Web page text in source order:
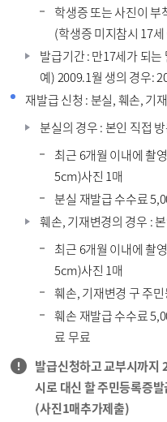
학생증 또는 사진이 부
(학생증 미지참시 17
발급기간 : 만17세가 되
예) 2009.1월 생의 경우:
재발급 신청 : 분실, 훼손, 기
분실의 경우 : 본인 직접
최근 6개월 이내에 촬
5cm)사진 1매
분실 재발급 수수료
훼손, 기재변경의 경우 :
최근 6개월 이내에 촬
5cm)사진 1매
훼손, 기재변경 구 주
훼손 재발급 수수료
료 무료
발급신청하고 교부시까지
시로 대신 할 주민등록증
(사진1매추가제출)